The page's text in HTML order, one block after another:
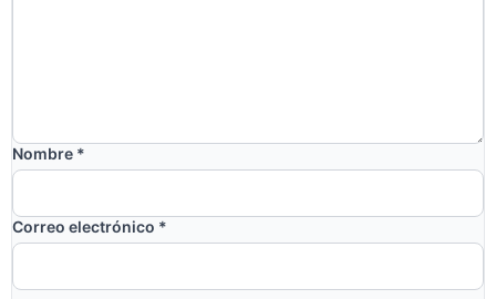
Nombre *
Correo electrónico *